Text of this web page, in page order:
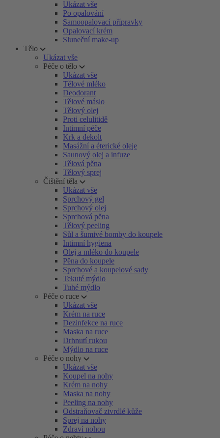
Ukázat vše
Po opalování
Samoopalovací přípravky
Opalovací krém
Sluneční make-up
Tělo
Ukázat vše
Péče o tělo
Ukázat vše
Tělové mléko
Deodorant
Tělové máslo
Tělový olej
Proti celulitidě
Intimní péče
Krk a dekolt
Masážní a éterické oleje
Saunový olej a infuze
Tělová pěna
Tělový sprej
Čištění těla
Ukázat vše
Sprchový gel
Sprchový olej
Sprchová pěna
Tělový peeling
Sůl a šumivé bomby do koupele
Intimní hygiena
Olej a mléko do koupele
Pěna do koupele
Sprchové a koupelové sady
Tekuté mýdlo
Tuhé mýdlo
Péče o ruce
Ukázat vše
Krém na ruce
Dezinfekce na ruce
Maska na ruce
Drhnutí rukou
Mýdlo na ruce
Péče o nohy
Ukázat vše
Koupel na nohy
Krém na nohy
Maska na nohy
Peeling na nohy
Odstraňovač ztvrdlé kůže
Sprej na nohy
Zdraví nohou